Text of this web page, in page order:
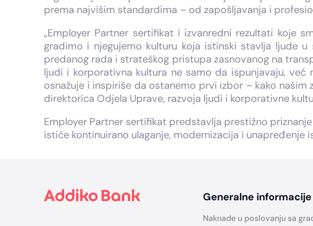
prema najvišim standardima – od zapošljavanja i
„Employer Partner sertifikat i izvanredni rezultati koje
gradimo i njegujemo kulturu koja istinski stavlja ljude
predanog rada i strateškog pristupa zasnovanog na
ljudi i korporativna kultura ne samo da ispunjavaju,
osnažuje i inspiriše da ostanemo prvi izbor – kako našim
direktorica Odjela Uprave, razvoja ljudi i korporativne
Employer Partner sertifikat predstavlja prestižno
ističe kontinuirano ulaganje, modernizacija i unapređenje
Generalne informacije
Naknade u poslovanju sa